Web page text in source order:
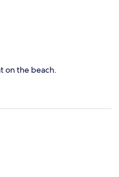
on the beach.